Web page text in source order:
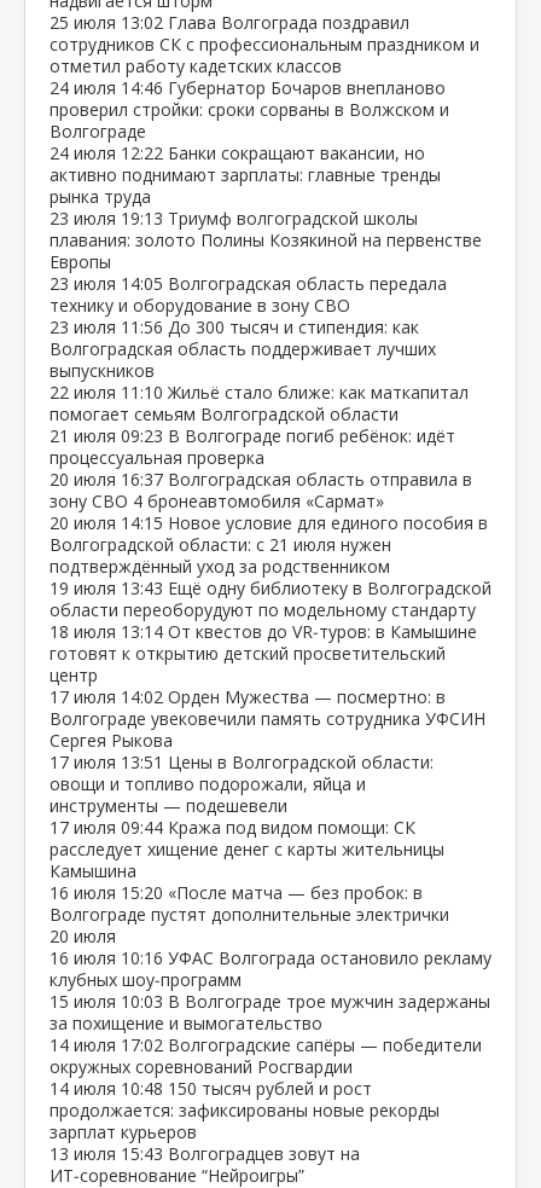
25 июля 13:02 Глава Волгограда поздравил
сотрудников СК с профессиональным праздником и
отметил работу кадетских классов
24 июля 14:46 Губернатор Бочаров внепланово
проверил стройки: сроки сорваны в Волжском и
Волгограде
24 июля 12:22 Банки сокращают вакансии, но
активно поднимают зарплаты: главные тренды
рынка труда
23 июля 19:13 Триумф волгоградской школы
плавания: золото Полины Козякиной на первенстве
Европы
23 июля 14:05 Волгоградская область передала
технику и оборудование в зону СВО
23 июля 11:56 До 300 тысяч и стипендия: как
Волгоградская область поддерживает лучших
выпускников
22 июля 11:10 Жильё стало ближе: как маткапитал
помогает семьям Волгоградской области
21 июля 09:23 В Волгограде погиб ребёнок: идёт
процессуальная проверка
20 июля 16:37 Волгоградская область отправила в
зону СВО 4 бронеавтомобиля «Сармат»
20 июля 14:15 Новое условие для единого пособия в
Волгоградской области: с 21 июля нужен
подтверждённый уход за родственником
19 июля 13:43 Ещё одну библиотеку в Волгоградской
области переоборудуют по модельному стандарту
18 июля 13:14 От квестов до VR‑туров: в Камышине
готовят к открытию детский просветительский
центр
17 июля 14:02 Орден Мужества — посмертно: в
Волгограде увековечили память сотрудника УФСИН
Сергея Рыкова
17 июля 13:51 Цены в Волгоградской области:
овощи и топливо подорожали, яйца и
инструменты — подешевели
17 июля 09:44 Кража под видом помощи: СК
расследует хищение денег с карты жительницы
Камышина
16 июля 15:20 «После матча — без пробок: в
Волгограде пустят дополнительные электрички
20 июля
16 июля 10:16 УФАС Волгограда остановило рекламу
клубных шоу‑программ
15 июля 10:03 В Волгограде трое мужчин задержаны
за похищение и вымогательство
14 июля 17:02 Волгоградские сапёры — победители
окружных соревнований Росгвардии
14 июля 10:48 150 тысяч рублей и рост
продолжается: зафиксированы новые рекорды
зарплат курьеров
13 июля 15:43 Волгоградцев зовут на
ИТ‑соревнование “Нейроигры”